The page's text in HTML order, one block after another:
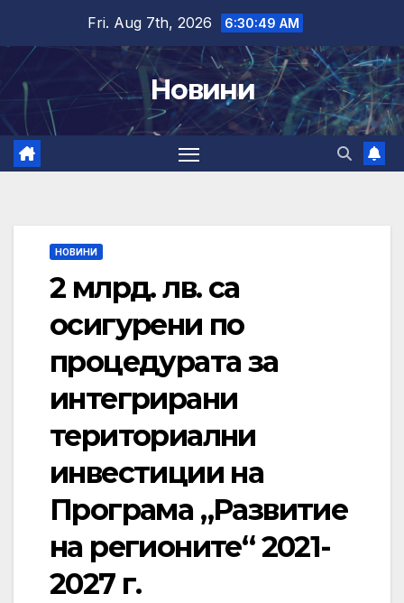
content
Fri. Aug 7th, 2026 6:30:49 AM
Новини
НОВИНИ
2 млрд. лв. са
осигурени по
процедурата за
интегрирани
териториални
инвестиции на
Програма „Развитие
на регионите“ 2021-
2027 г.